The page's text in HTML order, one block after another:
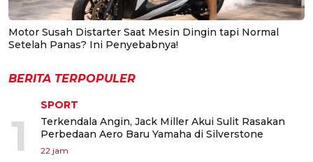
Motor Susah Distarter Saat Mesin Dingin tapi Normal
Setelah Panas? Ini Penyebabnya!
BERITA TERPOPULER
1
SPORT
Terkendala Angin, Jack Miller Akui Sulit Rasakan
Perbedaan Aero Baru Yamaha di Silverstone
22 jam